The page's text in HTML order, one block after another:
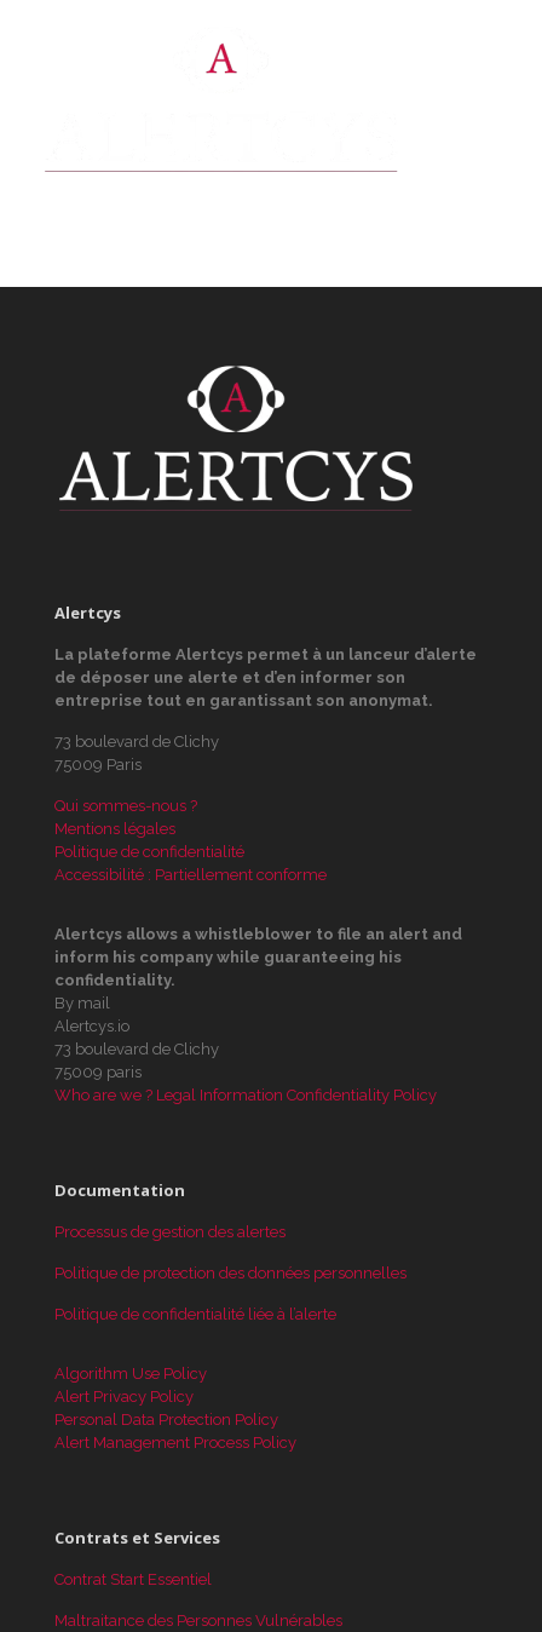
Alertcys
La plateforme Alertcys permet à un lanceur d’alerte
de déposer une alerte et d’en informer son
entreprise tout en garantissant son anonymat.
73 boulevard de Clichy
75009 Paris
Qui sommes-nous ?
Mentions légales
Politique de confidentialité
Accessibilité : Partiellement conforme
Alertcys allows a whistleblower to file an alert and
inform his company while guaranteeing his
confidentiality.
By mail
Alertcys.io
73 boulevard de Clichy
75009 paris
Who are we ? Legal Information Confidentiality Policy
Documentation
Processus de gestion des alertes
Politique de protection des données personnelles
Politique de confidentialité liée à l’alerte
Algorithm Use Policy
Alert Privacy Policy
Personal Data Protection Policy
Alert Management Process Policy
Contrats et Services
Contrat Start Essentiel
Maltraitance des Personnes Vulnérables